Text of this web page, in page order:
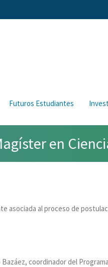
Futuros Estudiantes
en
asociada al proceso de
coordinador del